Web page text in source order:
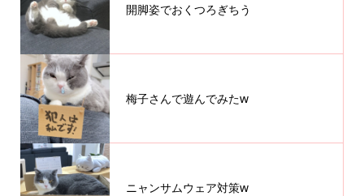
開脚姿でおくつろぎちう
梅子さんで遊んでみたw
ニャンサムウェア対策w